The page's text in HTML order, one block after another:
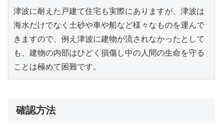
津波に耐えた戸建て住宅も実際にありますが、津波は
海水だけでなく土砂や車や船など様々なものを運んで
きますので、例え津波に建物が流されなかったとして
も、建物の内部はひどく損傷し中の人間の生命を守る
ことは極めて困難です。
確認方法